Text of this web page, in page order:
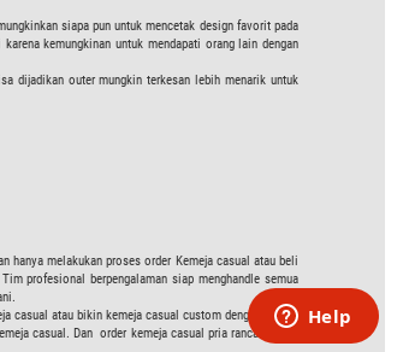
siapa pun untuk mencetak design favorit pada
kemungkinan untuk mendapati orang lain dengan
dijadikan outer mungkin terkesan lebih menarik untuk
hanya melakukan proses order Kemeja casual atau beli
profesional berpengalaman siap menghandle semua
casual atau bikin kemeja casual custom dengan design
casual. Dan order kemeja casual pria rancanganmu